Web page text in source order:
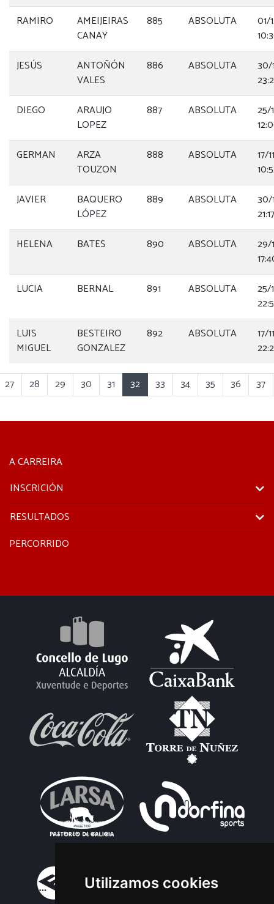
Utilizamos cookies
RAMIRO
AMEIJEIRAS
CANAY
885 ABSOLUTA
01/
JESÚS
ANTOÑÓN
VALES
886 ABSOLUTA
30/
DIEGO
ARAUJO
LOPEZ
887 ABSOLUTA
25/
GERMAN
ARZA
TOUZON
888 ABSOLUTA
17/
JAVIER
BAQUERO
LÓPEZ
889 ABSOLUTA
30/
21:17
HELENA
BATES 890 ABSOLUTA
29/
LUCIA
BERNAL 891 ABSOLUTA
25/
LUIS
MIGUEL
BESTEIRO
GONZALEZ
892 ABSOLUTA
17/
27 28 29 30 31 32 33 34 35 36 37
A CARREIRA
INSCRICIÓN
RESULTADOS
PERCORRIDO